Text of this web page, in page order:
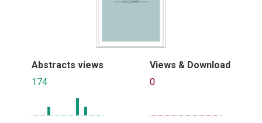
Abstracts views
174
Views & Download
0